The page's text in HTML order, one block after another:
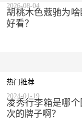
胡桃木色蔻驰为
好看？
2026-08-04
热门推荐
凌秀行李箱是哪个
次的牌子啊？
2024-01-19